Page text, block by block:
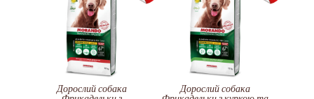
Дорослий собака Дорослий собака